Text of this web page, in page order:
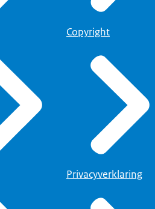
Copyright
Privacyverklaring